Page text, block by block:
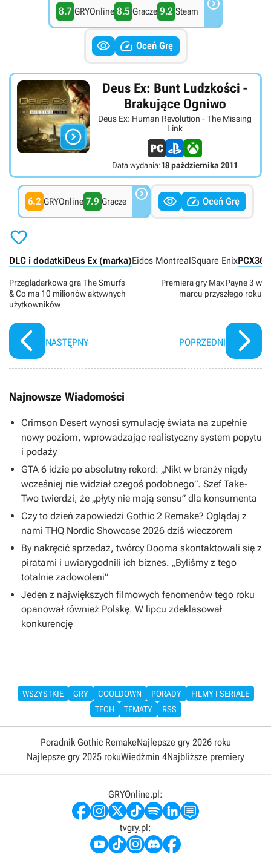
8.7 GRYOnline 8.5 Gracze 9.2 Steam 
  Oceń Grę

Deus Ex: Bunt Ludzkości -
Brakujące Ogniwo
Deus Ex: Human Revolution - The Missing
Link
Data wydania:18 października 2011
6.2 GRYOnline 7.9 Gracze    Oceń Grę

DLC i dodatkiDeus Ex (marka)Eidos MontrealSquare EnixPCX360
Przeglądarkowa gra The Smurfs
& Co ma 10 milionów aktywnych
użytkowników
NASTĘPNY
Premiera gry Max Payne 3 w
marcu przyszłego roku
POPRZEDNI
Najnowsze Wiadomości
Crimson Desert wynosi symulację świata na zupełnie
nowy poziom, wprowadzając realistyczny system popytu
i podaży
GTA 6 idzie po absolutny rekord: „Nikt w branży nigdy
wcześniej nie widział czegoś podobnego”. Szef Take-
Two twierdzi, że „płyty nie mają sensu” dla konsumenta
Czy to dzień zapowiedzi Gothic 2 Remake? Oglądaj z
nami THQ Nordic Showcase 2026 dziś wieczorem
By nakręcić sprzedaż, twórcy Dooma skontaktowali się z
piratami i uwiarygodnili ich biznes. „Byliśmy z tego
totalnie zadowoleni”
Jeden z największych filmowych fenomenów tego roku
opanował również Polskę. W lipcu zdeklasował
konkurencję
WSZYSTKIE GRY COOLDOWN PORADY
FILMY I SERIALE
TECH
TEMATY RSS
Poradnik Gothic RemakeNajlepsze gry 2026 roku
Najlepsze gry 2025 rokuWiedźmin 4Najbliższe premiery
GRYOnline.pl:
tvgry.pl: